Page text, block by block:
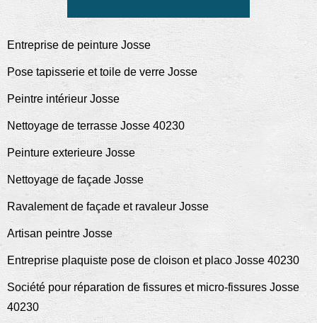
Entreprise de peinture Josse
Pose tapisserie et toile de verre Josse
Peintre intérieur Josse
Nettoyage de terrasse Josse 40230
Peinture exterieure Josse
Nettoyage de façade Josse
Ravalement de façade et ravaleur Josse
Artisan peintre Josse
Entreprise plaquiste pose de cloison et placo Josse 40230
Société pour réparation de fissures et micro-fissures Josse
40230